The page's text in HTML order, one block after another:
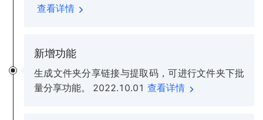
查看详情
新增功能
生成文件夹分享链接与提取码，可进行文件夹下批
量分享功能。
2022.10.01 查看详情